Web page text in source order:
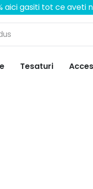
aici gasiti tot ce aveti
Tesaturi